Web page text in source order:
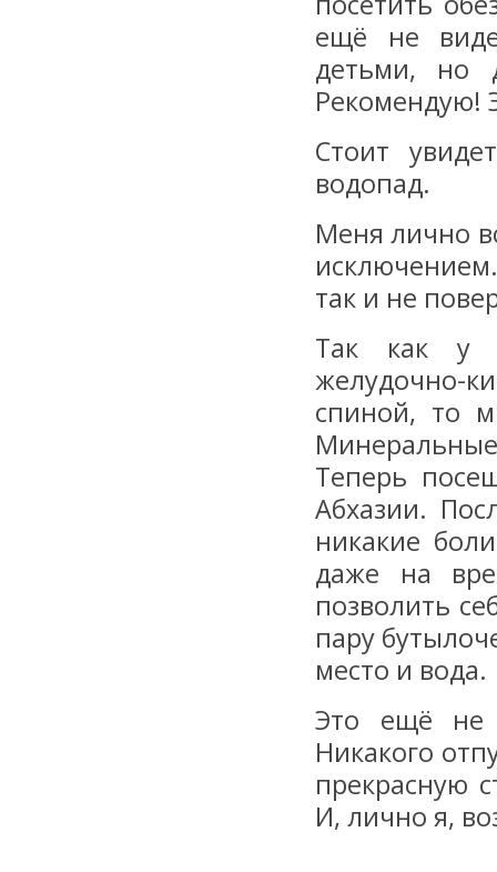
ещё не
детьми, но
Рекомендую!
Стоит
водопад.
Меня лично
так и не
Так как у
желудочно-
спиной, то
Теперь
Абхазии.
никакие
даже на
позволить
пару
место и вода.
Это ещё не
Никакого
прекрасную
И, лично я,